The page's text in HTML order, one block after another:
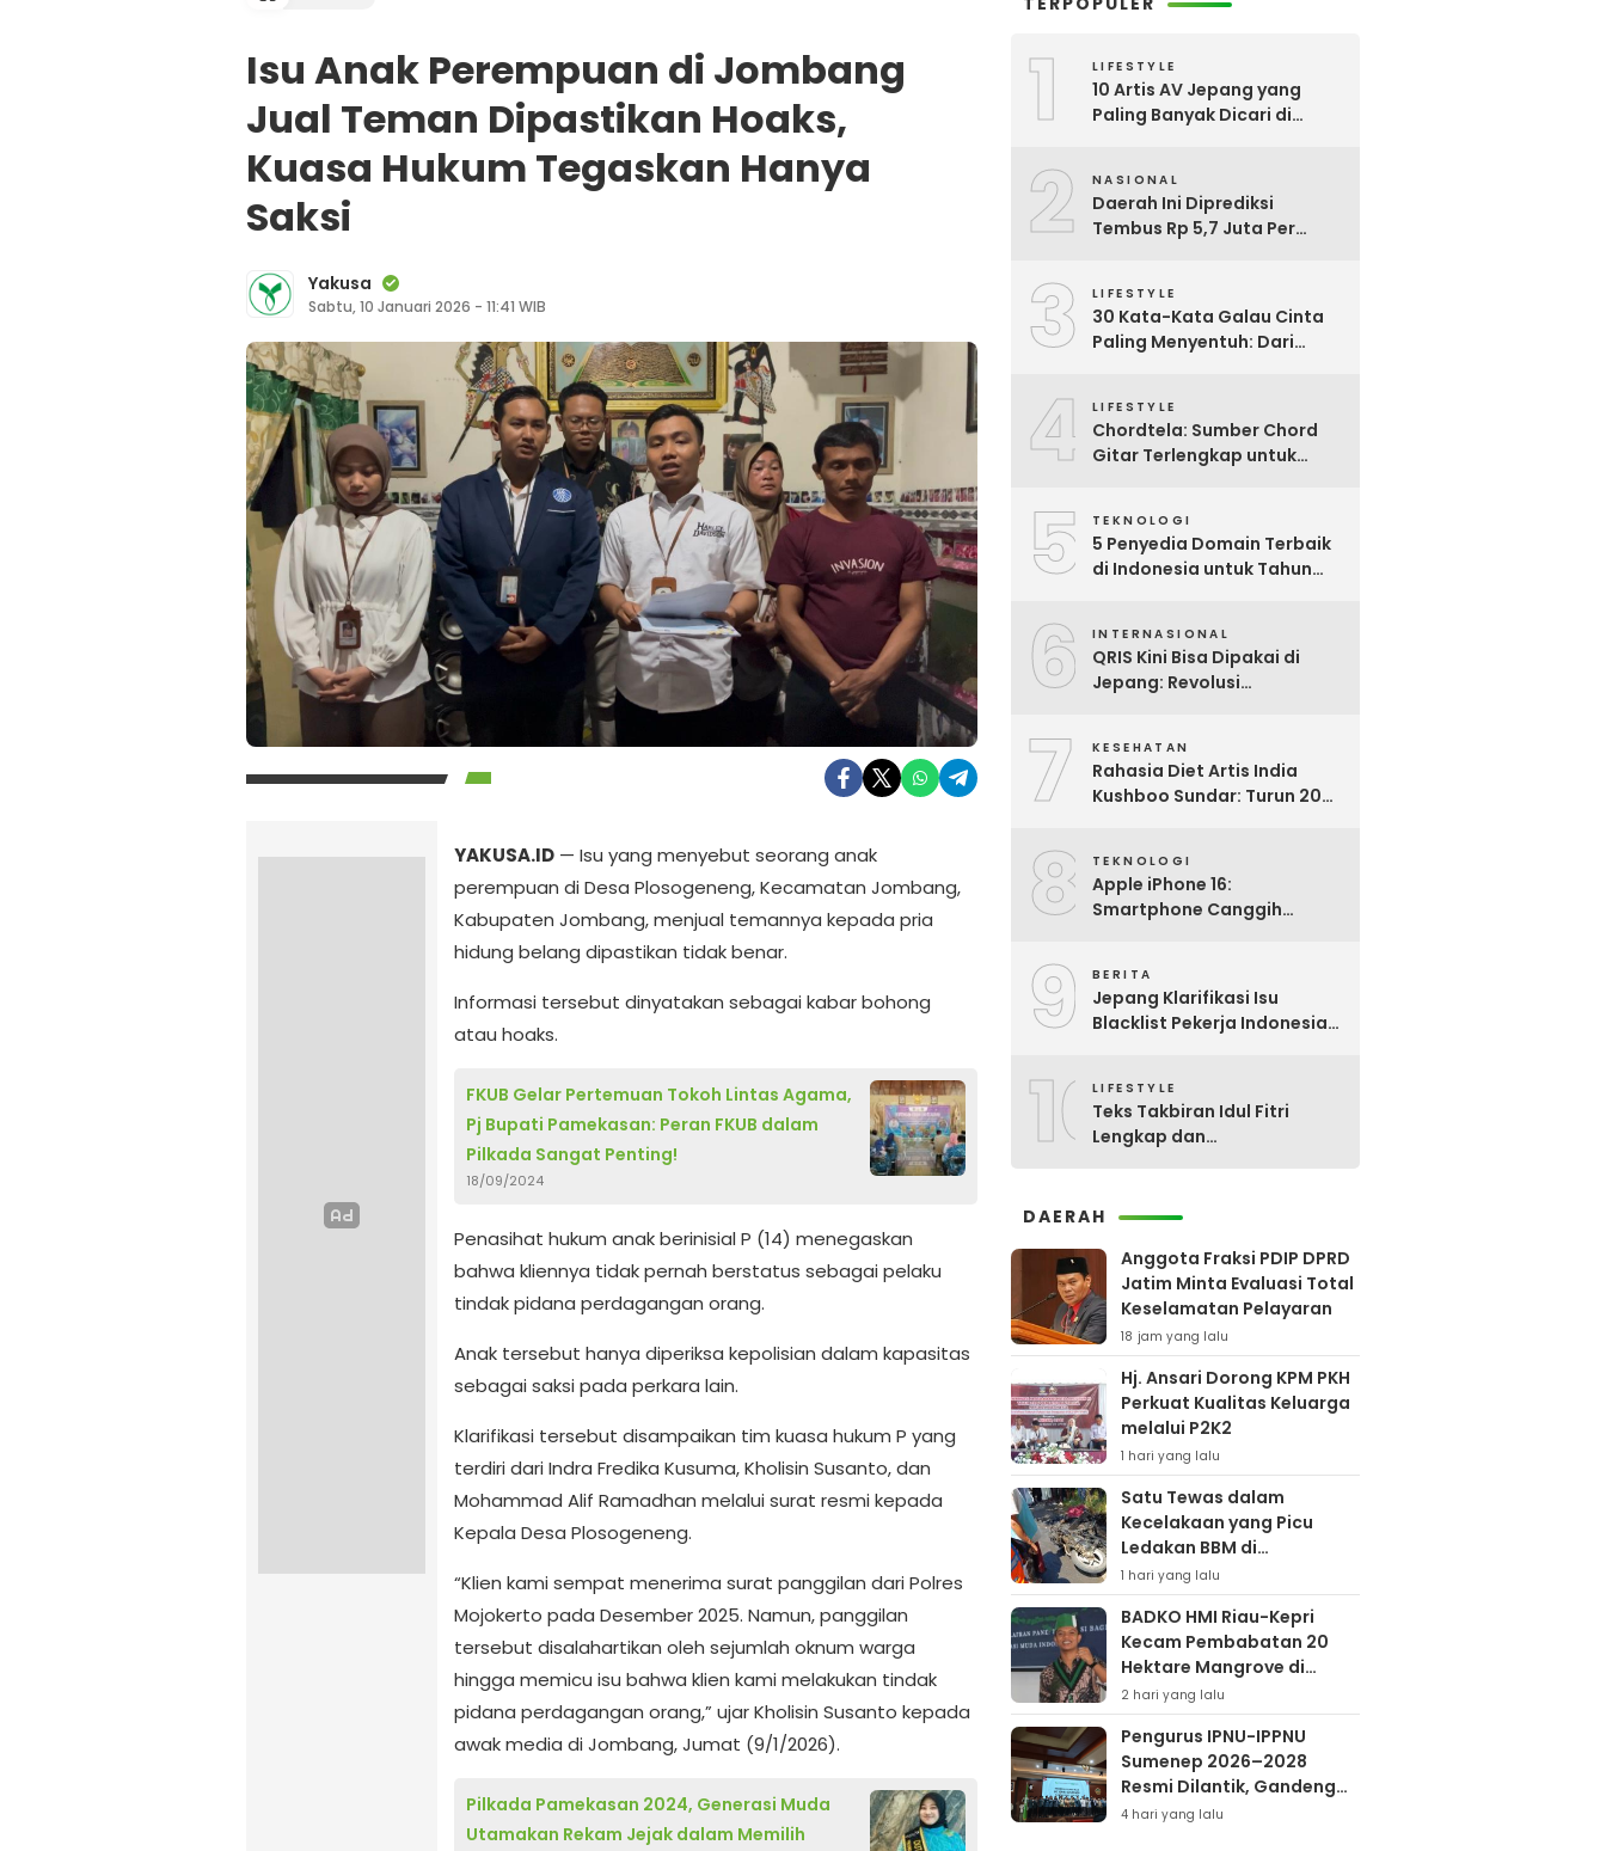
Isu Anak Perempuan di Jombang
Jual Teman Dipastikan Hoaks,
Kuasa Hukum Tegaskan Hanya
Saksi
Yakusa
Sabtu, 10 Januari 2026 - 11:41 WIB
YAKUSA.ID — Isu yang menyebut seorang anak
perempuan di Desa Plosogeneng, Kecamatan Jombang,
Kabupaten Jombang, menjual temannya kepada pria
hidung belang dipastikan tidak benar.
Informasi tersebut dinyatakan sebagai kabar bohong
atau hoaks.
FKUB Gelar Pertemuan Tokoh Lintas Agama,
Pj Bupati Pamekasan: Peran FKUB dalam
Pilkada Sangat Penting!
18/09/2024
Penasihat hukum anak berinisial P (14) menegaskan
bahwa kliennya tidak pernah berstatus sebagai pelaku
tindak pidana perdagangan orang.
Anak tersebut hanya diperiksa kepolisian dalam kapasitas
sebagai saksi pada perkara lain.
Klarifikasi tersebut disampaikan tim kuasa hukum P yang
terdiri dari Indra Fredika Kusuma, Kholisin Susanto, dan
Mohammad Alif Ramadhan melalui surat resmi kepada
Kepala Desa Plosogeneng.
“Klien kami sempat menerima surat panggilan dari Polres
Mojokerto pada Desember 2025. Namun, panggilan
tersebut disalahartikan oleh sejumlah oknum warga
hingga memicu isu bahwa klien kami melakukan tindak
pidana perdagangan orang,” ujar Kholisin Susanto kepada
awak media di Jombang, Jumat (9/1/2026).
Pilkada Pamekasan 2024, Generasi Muda
Utamakan Rekam Jejak dalam Memilih
1 LIFESTYLE
10 Artis AV Jepang yang
Paling Banyak Dicari di
2 NASIONAL
Daerah Ini Diprediksi
Tembus Rp 5,7 Juta Per
Upah Minimum 2026
3 LIFESTYLE
30 Kata-Kata Galau Cinta
Paling Menyentuh: Dari
4 LIFESTYLE
Chordtela: Sumber Chord
Gitar Terlengkap untuk
5 TEKNOLOGI
5 Penyedia Domain Terbaik
di Indonesia untuk Tahun
6 INTERNASIONAL
QRIS Kini Bisa Dipakai di
Jepang: Revolusi
7 KESEHATAN
Rahasia Diet Artis India
Kushboo Sundar: Turun 20
8 TEKNOLOGI
Apple iPhone 16:
Smartphone Canggih
9 BERITA
Jepang Klarifikasi Isu
Blacklist Pekerja Indonesia,
10LIFESTYLE
Teks Takbiran Idul Fitri
Lengkap dan
DAERAH
Anggota Fraksi PDIP DPRD
Jatim Minta Evaluasi Total
Keselamatan Pelayaran
18 jam yang lalu
Hj. Ansari Dorong KPM PKH
Perkuat Kualitas Keluarga
melalui P2K2
1 hari yang lalu
Satu Tewas dalam
Kecelakaan yang Picu
Ledakan BBM di
Pamekasan
1 hari yang lalu
BADKO HMI Riau-Kepri
Kecam Pembabatan 20
Hektare Mangrove di
Bengkalis
2 hari yang lalu
Pengurus IPNU-IPPNU
Sumenep 2026–2028
Resmi Dilantik, Gandeng
Kampus Lewat Program
4 hari yang lalu